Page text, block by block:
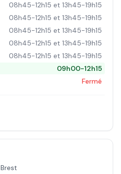
08h45-12h15 et 13h45-19h15
08h45-12h15 et 13h45-19h15
08h45-12h15 et 13h45-19h15
08h45-12h15 et 13h45-19h15
08h45-12h15 et 13h45-19h15
09h00-12h15
Fermé
Brest